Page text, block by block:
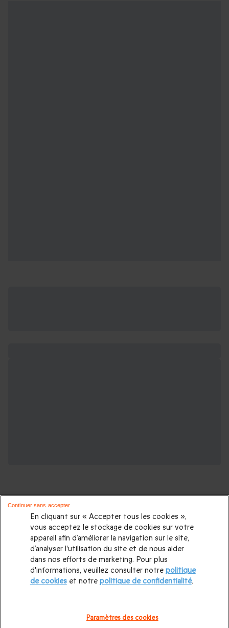
D'autres idées de week-ends :
Nuit dans un Château|Visite Château|Séjour Château
d'Amboise|Séjour Château de Chambord|Séjour Château
Week-end en amoureux|Nuit insolite|Séjour spa
En cliquant sur « Accepter tous les cookies »,
vous acceptez le stockage de cookies sur votre
appareil afin d’améliorer la navigation sur le site,
d’analyser l'utilisation du site et de nous aider
dans nos efforts de marketing. Pour plus
d'informations, veuillez consulter notre politique
de cookieset notre politique de confidentialité.
Paramètres des cookies
Continuer sans accepter